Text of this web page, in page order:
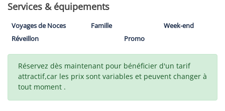
Services & équipements
Voyages de Noces Famille
Week-end
Réveillon
Promo
Réservez dès maintenant pour bénéficier d'un tarif
attractif,car les prix sont variables et peuvent changer à
tout moment .